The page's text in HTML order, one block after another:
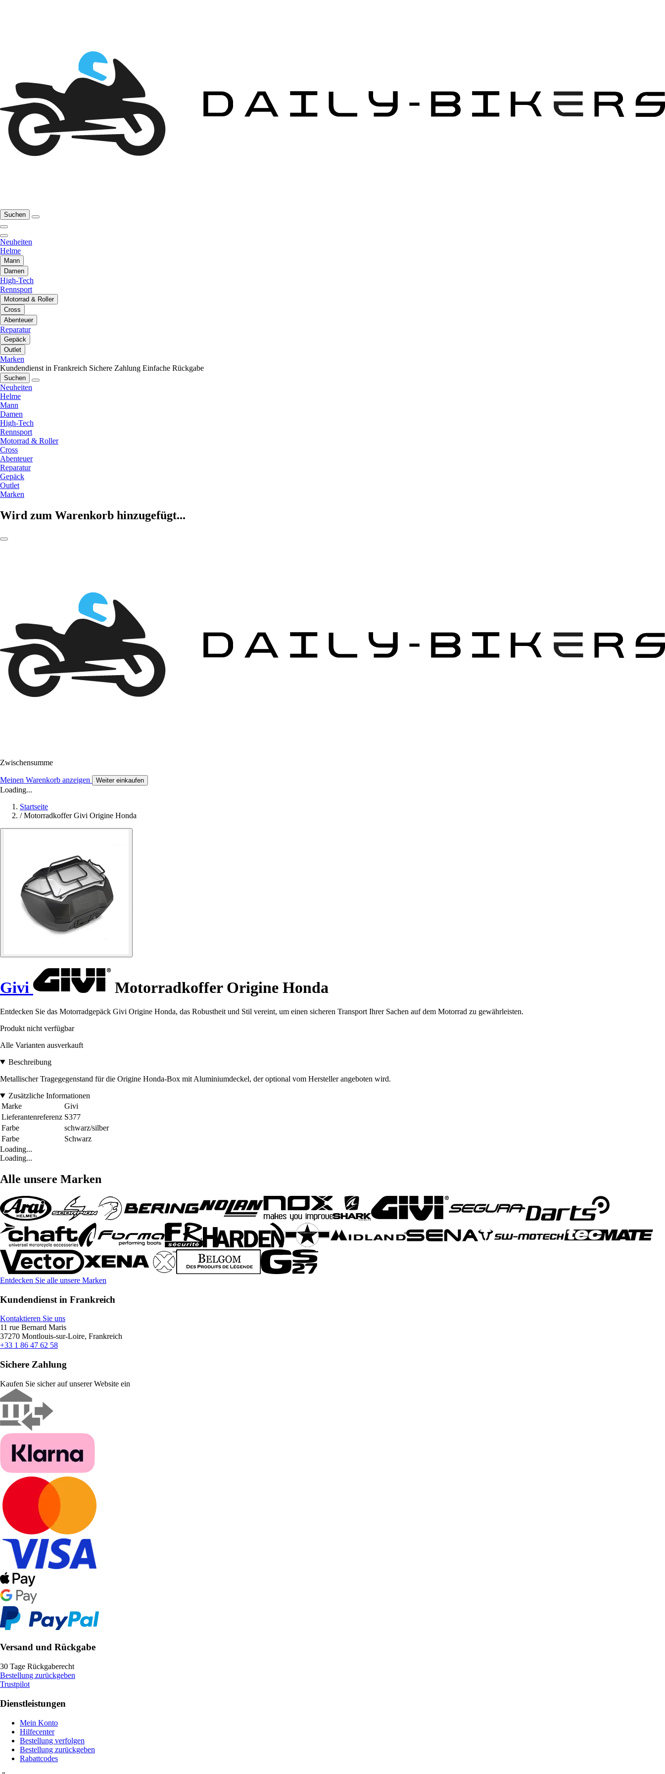
Suchen
Neuheiten
Helme
Mann
Damen
High-Tech
Rennsport
Motorrad & Roller
Cross
Abenteuer
Reparatur
Gepäck
Outlet
Marken
Kundendienst in Frankreich Sichere Zahlung Einfache Rückgabe
Suchen
Neuheiten
Helme
Mann
Damen
High-Tech
Rennsport
Motorrad & Roller
Cross
Abenteuer
Reparatur
Gepäck
Outlet
Marken
Wird zum Warenkorb hinzugefügt...
Zwischensumme
Meinen Warenkorb anzeigen Weiter einkaufen
Loading...
Startseite
/ Motorradkoffer Givi Origine Honda
Givi Motorradkoffer Origine Honda
Entdecken Sie das Motorradgepäck Givi Origine Honda, das Robustheit und Stil vereint, um einen sicheren Transport Ihrer Sachen auf dem Motorrad zu gewährleisten.
Produkt nicht verfügbar
Alle Varianten ausverkauft
Beschreibung
Metallischer Tragegegenstand für die Origine Honda-Box mit Aluminiumdeckel, der optional vom Hersteller angeboten wird.
Zusätzliche Informationen
Marke
Givi
Lieferantenreferenz S377
Farbe
schwarz/silber
Farbe
Schwarz
Loading...
Loading...
Alle unsere Marken
Entdecken Sie alle unsere Marken
Kundendienst in Frankreich
Kontaktieren Sie uns
11 rue Bernard Maris
37270 Montlouis-sur-Loire, Frankreich
+33 1 86 47 62 58
Sichere Zahlung
Kaufen Sie sicher auf unserer Website ein
Versand und Rückgabe
30 Tage Rückgaberecht
Bestellung zurückgeben
Trustpilot
Dienstleistungen
Mein Konto
Hilfecenter
Bestellung verfolgen
Bestellung zurückgeben
Rabattcodes